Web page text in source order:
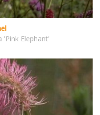
'Pink Elephant'